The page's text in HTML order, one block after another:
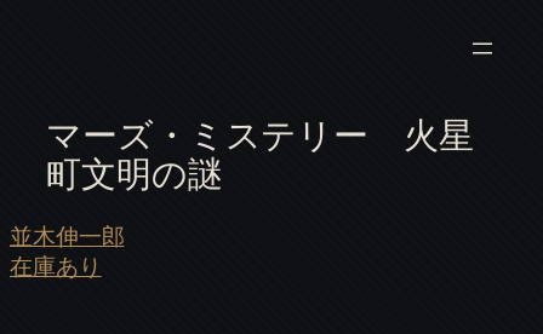
マーズ・ミステリー 火星
町文明の謎
並木伸一郎
在庫あり